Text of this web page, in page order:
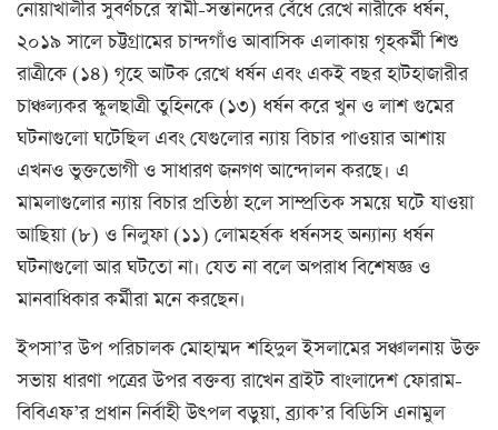
নোয়াখালীর সুবর্ণচরে স্বামী-সন্তানদের বেঁধে রেখে নারীকে ধর্ষন,
২০১৯ সালে চট্টগ্রামের চান্দগাঁও আবাসিক এলাকায় গৃহকর্মী শিশু
রাত্রীকে (১৪) গৃহে আটক রেখে ধর্ষন এবং একই বছর হাটহাজারীর
চাঞ্চল্যকর স্কুলছাত্রী তুহিনকে (১৩) ধর্ষন করে খুন ও লাশ গুমের
ঘটনাগুলো ঘটেছিল এবং যেগুলোর ন্যায় বিচার পাওয়ার আশায়
এখনও ভুক্তভোগী ও সাধারণ জনগণ আন্দোলন করছে। এ
মামলাগুলোর ন্যায় বিচার প্রতিষ্ঠা হলে সাম্প্রতিক সময়ে ঘটে যাওয়া
আছিয়া (৮) ও নিলুফা (১১) লোমহর্ষক ধর্ষনসহ অন্যান্য ধর্ষন
ঘটনাগুলো আর ঘটতো না। যেত না বলে অপরাধ বিশেষজ্ঞ ও
মানবাধিকার কর্মীরা মনে করছেন।
ইপসা’র উপ পরিচালক মোহাম্মদ শহিদুল ইসলামের সঞ্চালনায় উক্ত
সভায় ধারণা পত্রের উপর বক্তব্য রাখেন ব্রাইট বাংলাদেশ ফোরাম-
বিবিএফ’র প্রধান নির্বাহী উৎপল বড়ুয়া, ব্র্যাক’র বিডিসি এনামুল